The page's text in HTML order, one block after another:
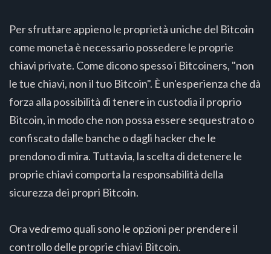
Per sfruttare appieno le proprietà uniche del Bitcoin
come moneta è necessario possedere le proprie
chiavi private. Come dicono spesso i Bitcoiners, "non
le tue chiavi, non il tuo Bitcoin". È un'esperienza che dà
forza alla possibilità di tenere in custodia il proprio
Bitcoin, in modo che non possa essere sequestrato o
confiscato dalle banche o dagli hacker che le
prendono di mira. Tuttavia, la scelta di detenere le
proprie chiavi comporta la responsabilità della
sicurezza dei propri Bitcoin.
Ora vedremo quali sono le opzioni per prendere il
controllo delle proprie chiavi Bitcoin.